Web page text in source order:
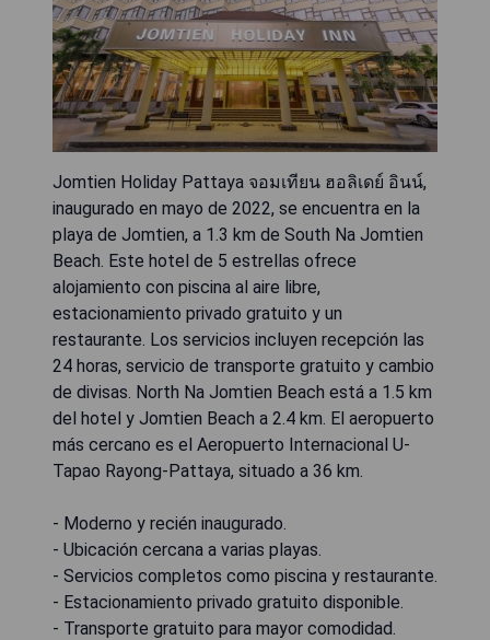
Jomtien Holiday Pattaya จอมเทียน ฮอลิเดย์ อินน์,
inaugurado en mayo de 2022, se encuentra en la
playa de Jomtien, a 1.3 km de South Na Jomtien
Beach. Este hotel de 5 estrellas ofrece
alojamiento con piscina al aire libre,
estacionamiento privado gratuito y un
restaurante. Los servicios incluyen recepción las
24 horas, servicio de transporte gratuito y cambio
de divisas. North Na Jomtien Beach está a 1.5 km
del hotel y Jomtien Beach a 2.4 km. El aeropuerto
más cercano es el Aeropuerto Internacional U-
Tapao Rayong-Pattaya, situado a 36 km.
- Moderno y recién inaugurado.
- Ubicación cercana a varias playas.
- Servicios completos como piscina y restaurante.
- Estacionamiento privado gratuito disponible.
- Transporte gratuito para mayor comodidad.